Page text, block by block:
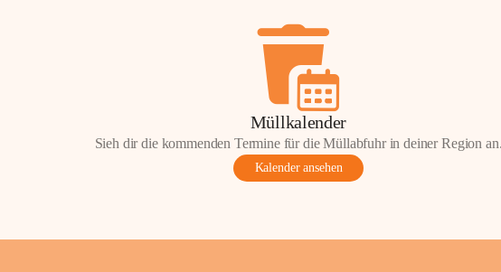
Müllkalender
Sieh dir die kommenden Termine für die Müllabfuhr in deiner Region
Kalender ansehen